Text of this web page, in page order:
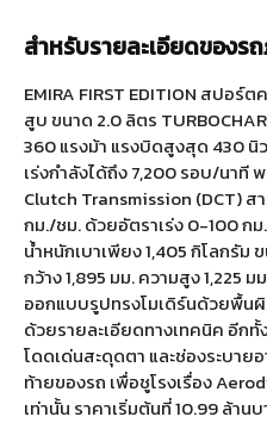
สำหรับรายละเอียดของร
EMIRA FIRST EDITION สปอร์
สูบ ขนาด 2.0 ลิตร
360 แรงม้า แรงบิดสูงสุด 430
เร่งกำลังได้ถึง 7,200 รอบ/นาที
Clutch Transmission (DCT) ส
กม./ชม. ด้วยอัตราเร่ง 0-100 ก
น้ำหนักเบาเพียง 1,405 กิโลกรัม
กว้าง 1,895 มม. ความสูง 1,225
ออกแบบรูปทรงโมเดิร์นด้วยพื้น
ด้วยรายละเอียดทางเทคนิค อีก
โดดเด่นสะดุดตา และช่องระบา
ท้ายของรถ เพื่อชูโรงเรื่อง
เท่านั้น ราคาเริ่มต้นที่ 10.99 ล้าน